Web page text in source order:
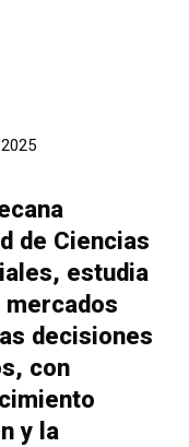
de Ciencias
estudia
decisiones
con
y la